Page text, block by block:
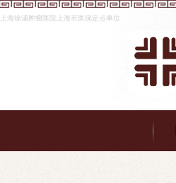
上海徐浦肿瘤医院上海市医保定点单位